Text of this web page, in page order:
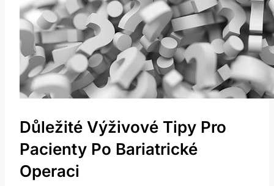
Důležité Výživové Tipy Pro
⁣pacienty ‍po⁢ Bariatrické
Operaci